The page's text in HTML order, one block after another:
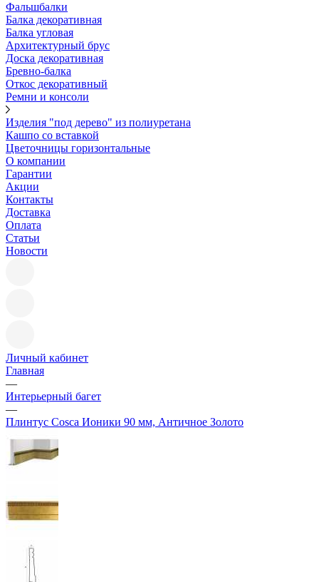
Фальшбалки
Балка декоративная
Балка угловая
Архитектурный брус
Доска декоративная
Бревно-балка
Откос декоративный
Ремни и консоли
Изделия "под дерево" из полиуретана
Кашпо со вставкой
Цветочницы горизонтальные
О компании
Гарантии
Акции
Контакты
Доставка
Оплата
Статьи
Новости
Личный кабинет
Главная
—
Интерьерный багет
—
Плинтус Cosca Ионики 90 мм, Античное Золото